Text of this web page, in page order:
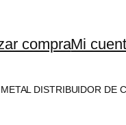
compraMi
DISTRIBUIDOR DE